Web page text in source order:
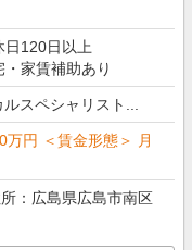
日120日以上
・家賃補助あり
スペシャリスト...
万円 ＜賃金形態＞ 月
：広島県広島市南区